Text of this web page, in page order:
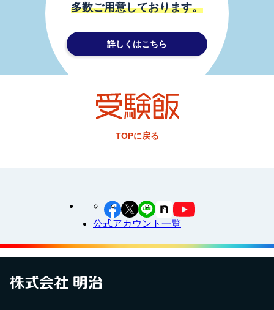
多数ご用意しております。
詳しくはこちら
TOPに戻る
公式アカウント一覧